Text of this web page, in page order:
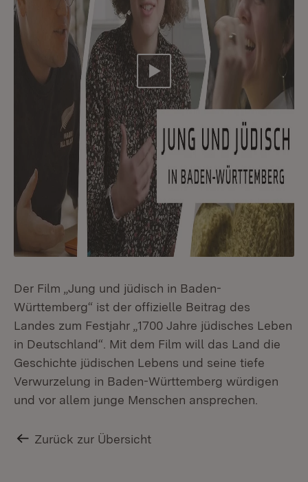
Video abspielen
Der Film „Jung und jüdisch in Baden-
Württemberg“ ist der offizielle Beitrag des
Landes zum Festjahr „1700 Jahre jüdisches Leben
in Deutschland“. Mit dem Film will das Land die
Geschichte jüdischen Lebens und seine tiefe
Verwurzelung in Baden-Württemberg würdigen
und vor allem junge Menschen ansprechen.
Zurück zur Übersicht